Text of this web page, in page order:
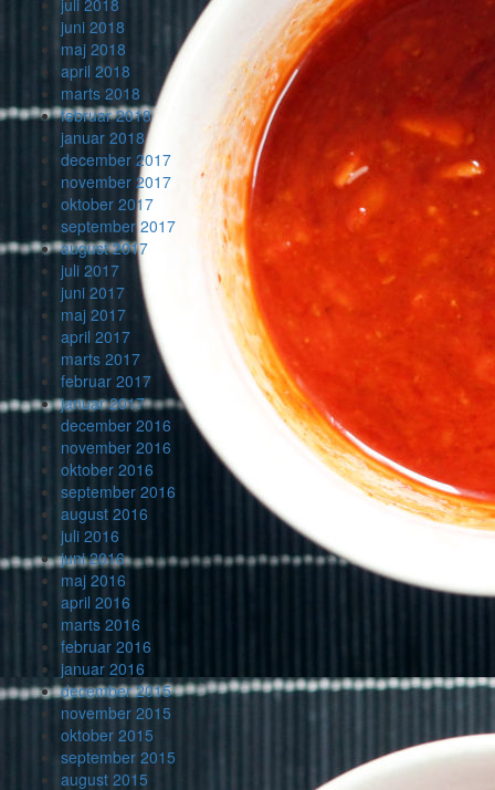
juli 2018
juni 2018
maj 2018
april 2018
marts 2018
februar 2018
januar 2018
december 2017
november 2017
oktober 2017
september 2017
august 2017
juli 2017
juni 2017
maj 2017
april 2017
marts 2017
februar 2017
januar 2017
december 2016
november 2016
oktober 2016
september 2016
august 2016
juli 2016
juni 2016
maj 2016
april 2016
marts 2016
februar 2016
januar 2016
december 2015
november 2015
oktober 2015
september 2015
august 2015